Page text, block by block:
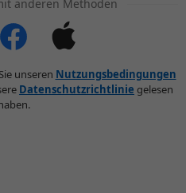
anderen Methoden
unseren Nutzungsbedingungen
Datenschutzrichtlinie gelesen